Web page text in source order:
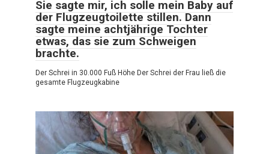
Sie sagte mir, ich solle mein Baby auf
der Flugzeugtoilette stillen. Dann
sagte meine achtjährige Tochter
etwas, das sie zum Schweigen
brachte.
Der Schrei in 30.000 Fuß Höhe Der Schrei der Frau ließ die
gesamte Flugzeugkabine